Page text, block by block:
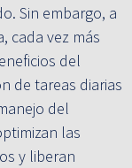
Sin embargo, a
cada vez más
del
de tareas diarias
del
las
y liberan